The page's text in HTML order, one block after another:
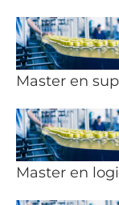
Master en
Master en